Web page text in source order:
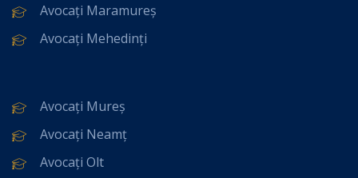
Avocați Maramureș
Avocați Mehedinți
Avocați Mureș
Avocați Neamț
Avocați Olt